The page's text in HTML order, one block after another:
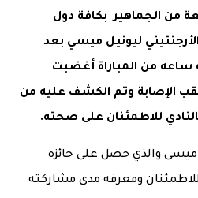
من الجماهير بكافة دول
ليونيل ميسي بعد
ساعه من المباراة أغضبت
الإصابة وتم الكشف عليه من
للاطمئنان على صحته.
والذي حصل على جائزه
ومعرفه مدى مشاركته